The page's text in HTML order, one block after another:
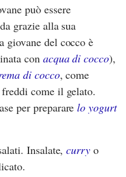
può essere
grazie alla sua
giovane del cocco è
con acqua di cocco),
di cocco, come
come il gelato.
per prepararelo yogurt
Insalate,curry o